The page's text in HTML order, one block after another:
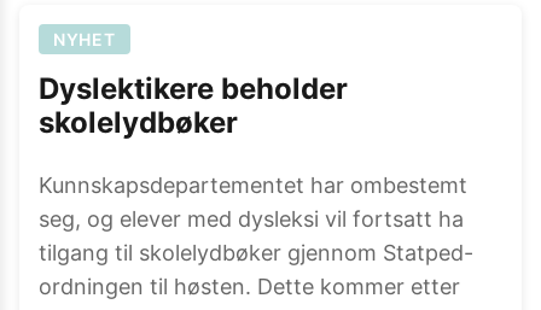
NYHET
Dyslektikere beholder
skolelydbøker
Kunnskapsdepartementet har ombestemt
seg, og elever med dysleksi vil fortsatt ha
tilgang til skolelydbøker gjennom Statped-
ordningen til høsten. Dette kommer etter